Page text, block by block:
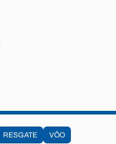
RESGATE VÔO